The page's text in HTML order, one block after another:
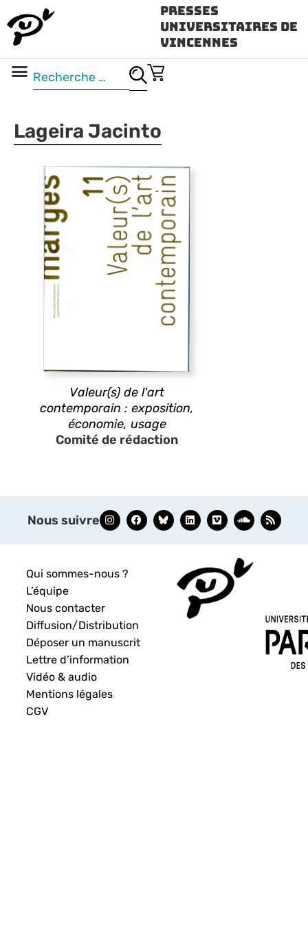
Presses
Universitaires de
Vincennes
Lageira Jacinto
Valeur(s) de l'art
contemporain : exposition,
économie, usage
Comité de rédaction
Nous suivre
Qui sommes-nous ?
L’équipe
Nous contacter
Diffusion/Distribution
Déposer un manuscrit
Lettre d’information
Vidéo & audio
Mentions légales
CGV